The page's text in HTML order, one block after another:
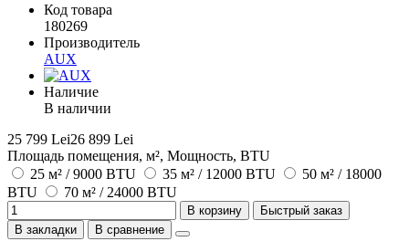
Код товара
180269
Производитель
AUX
Наличие
В наличии
25 799 Lei26 899 Lei
Площадь помещения, м², Мощность, BTU
25 м² / 9000 BTU
35 м² / 12000 BTU
50 м² / 18000
BTU
70 м² / 24000 BTU
В корзину
Быстрый заказ
В закладки
В сравнение